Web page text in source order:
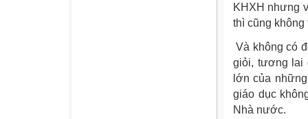
KHXH nhưng
thì cũng
Và không có
giỏi, tương lai
lớn của
giáo dục
Nhà nước.